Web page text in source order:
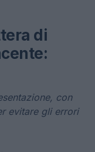
di
con
evitare gli errori